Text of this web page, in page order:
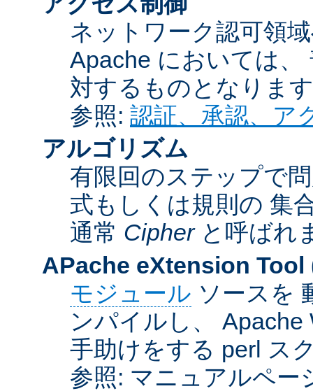
ネットワーク認可領
Apache においては
対するものとなりま
参照: 認証、承認、ア
アルゴリズム
有限回のステップで
式もしくは規則の 集
通常 Cipherと呼ばれ
APache eXtension Tool
モジュール ソースを
ンパイルし、
手助けをする perl ス
参照: マニュアルペー